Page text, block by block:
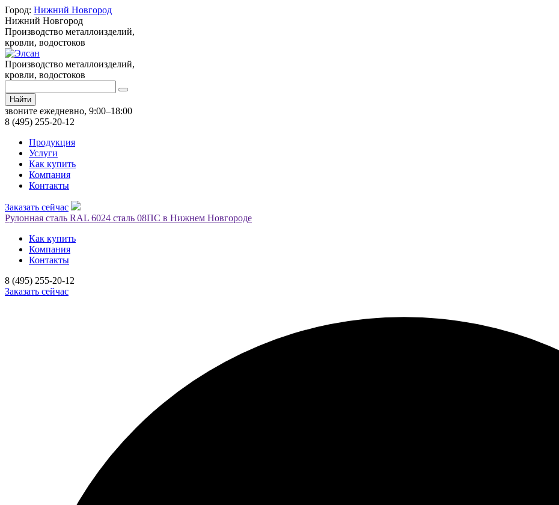
Город: Нижний Новгород
Нижний Новгород
Производство металлоизделий,
кровли, водостоков
Производство металлоизделий,
кровли, водостоков
Найти
звоните ежедневно, 9:00–18:00
8 (495) 255-20-12
Продукция
Услуги
Как купить
Компания
Контакты
Заказать сейчас
Рулонная сталь RAL 6024 сталь 08ПС в Нижнем Новгороде
Как купить
Компания
Контакты
8 (495) 255-20-12
Заказать сейчас